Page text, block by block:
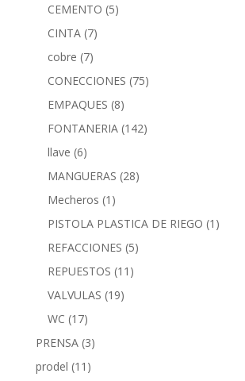
CEMENTO (5)
CINTA (7)
cobre (7)
CONECCIONES (75)
EMPAQUES (8)
FONTANERIA (142)
llave (6)
MANGUERAS (28)
Mecheros (1)
PISTOLA PLASTICA DE RIEGO (1)
REFACCIONES (5)
REPUESTOS (11)
VALVULAS (19)
WC (17)
PRENSA (3)
prodel (11)